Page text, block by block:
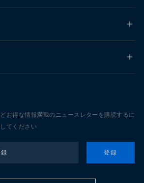
お得な情報満載のニュースレターを購読するに
てください
登録